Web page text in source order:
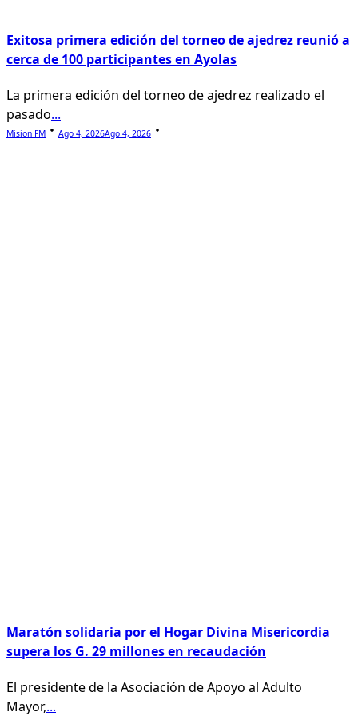
Exitosa primera edición del torneo de ajedrez reunió a
cerca de 100 participantes en Ayolas
La primera edición del torneo de ajedrez realizado el
pasado...
Mision FM Ago 4, 2026Ago 4, 2026
Maratón solidaria por el Hogar Divina Misericordia
supera los G. 29 millones en recaudación
El presidente de la Asociación de Apoyo al Adulto
Mayor,...